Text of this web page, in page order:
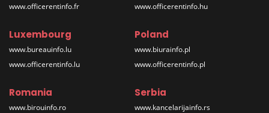
www.officerentinfo.fr
www.officerentinfo.hu
Luxembourg
www.bureauinfo.lu
www.officerentinfo.lu
Poland
www.biurainfo.pl
www.officerentinfo.pl
Romania
www.birouinfo.ro
Serbia
www.kancelarijainfo.rs